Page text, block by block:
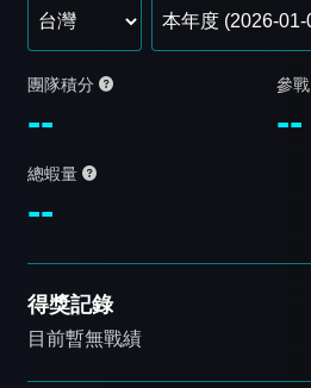
團隊積分
--
參戰
--
總蝦量
--
得獎記錄
目前暫無戰績